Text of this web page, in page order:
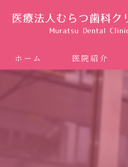
ホーム 医院紹介